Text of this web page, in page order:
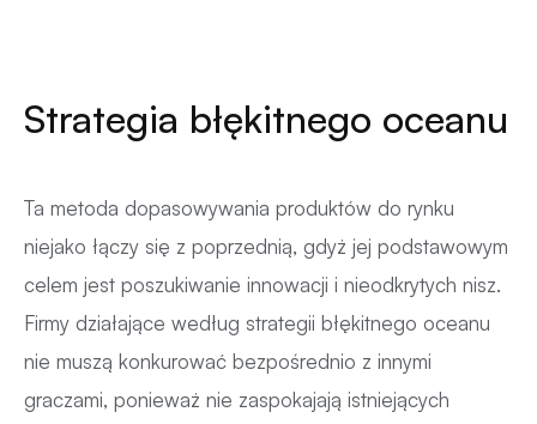
Strategia błękitnego oceanu
Ta metoda dopasowywania produktów do rynku
niejako łączy się z poprzednią, gdyż jej podstawowym
celem jest poszukiwanie innowacji i nieodkrytych nisz.
Firmy działające według strategii błękitnego oceanu
nie muszą konkurować bezpośrednio z innymi
graczami, ponieważ nie zaspokajają istniejących